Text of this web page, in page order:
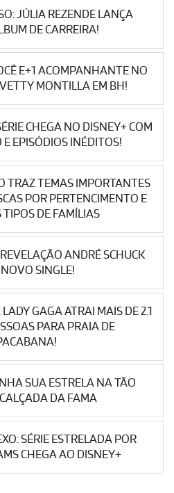
JÚLIA REZENDE LANÇA
DE CARREIRA!
E+1 ACOMPANHANTE NO
MONTILLA EM BH!
CHEGA NO DISNEY+ COM
EPISÓDIOS INÉDITOS!
TRAZ TEMAS IMPORTANTES
POR PERTENCIMENTO E
TIPOS DE FAMÍLIAS
ANDRÉ SCHUCK
SINGLE!
GAGA ATRAI MAIS DE 2.1
PARA PRAIA DE
SUA ESTRELA NA TÃO
DA FAMA
SÉRIE ESTRELADA POR
CHEGA AO DISNEY+